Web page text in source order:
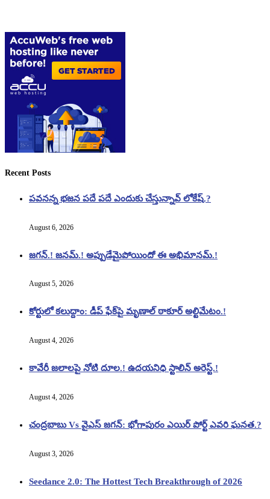
Recent Posts
పవనన్న భజన పదే పదే ఎందుకు చేస్తున్నావ్ లోకేష్.?
August 6, 2026
జగన్.! జనమ్.! అప్పుడేమైపోయిందో ఈ అభిమానమ్.!
August 5, 2026
కోర్టులో కలుద్దాం: డీప్ ఫేక్‌పై మృణాల్ ఠాకూర్ అల్టిమేటం.!
August 4, 2026
కావేరీ జలాలపై నోటి దూల.! ఉదయనిధి స్టాలిన్ అరెస్ట్.!
August 4, 2026
చంద్రబాబు Vs వైఎస్ జగన్: భోగాపురం ఎయిర్ పోర్ట్ ఎవరి ఘనత.?
August 3, 2026
Seedance 2.0: The Hottest Tech Breakthrough of 2026